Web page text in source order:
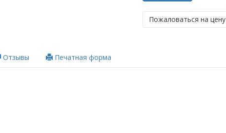
Пожаловаться на цену
Отзывы Печатная форма